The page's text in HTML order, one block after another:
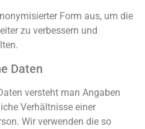
Form aus, um die
zu verbessern und
Daten
versteht man Angaben
Verhältnisse einer
Wir verwenden die so